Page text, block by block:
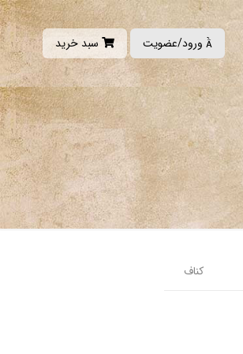
 ورود/عضویت سبد خرید
کناف